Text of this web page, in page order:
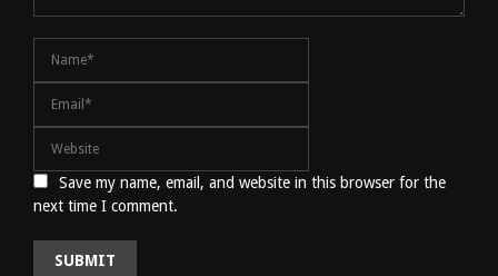
Save my name, email, and website in this browser for the
next time I comment.